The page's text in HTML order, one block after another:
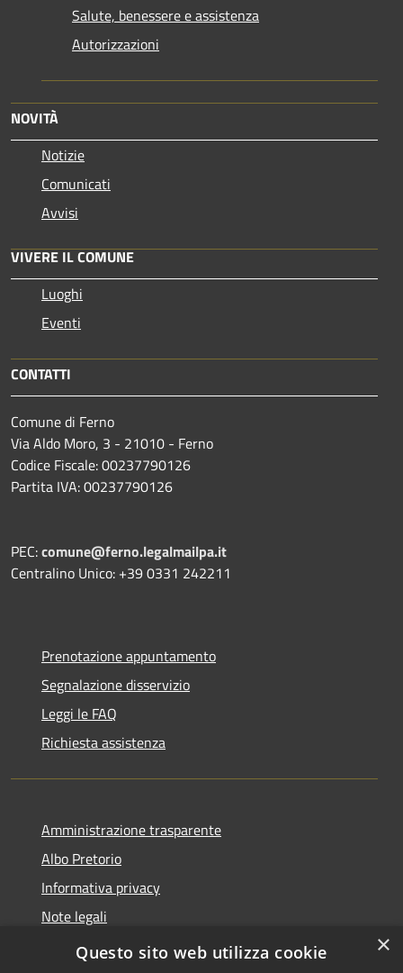
Salute, benessere e assistenza
Autorizzazioni
NOVITÀ
Notizie
Comunicati
Avvisi
VIVERE IL COMUNE
Luoghi
Eventi
CONTATTI
Comune di Ferno
Via Aldo Moro, 3 - 21010 - Ferno
Codice Fiscale: 00237790126
Partita IVA: 00237790126
PEC:comune@ferno.legalmailpa.it
Centralino Unico: +39 0331 242211
Prenotazione appuntamento
Segnalazione disservizio
Leggi le FAQ
Richiesta assistenza
Amministrazione trasparente
Albo Pretorio
Informativa privacy
Note legali
Dichiarazione di accessibilità
×
Questo sito web utilizza cookie